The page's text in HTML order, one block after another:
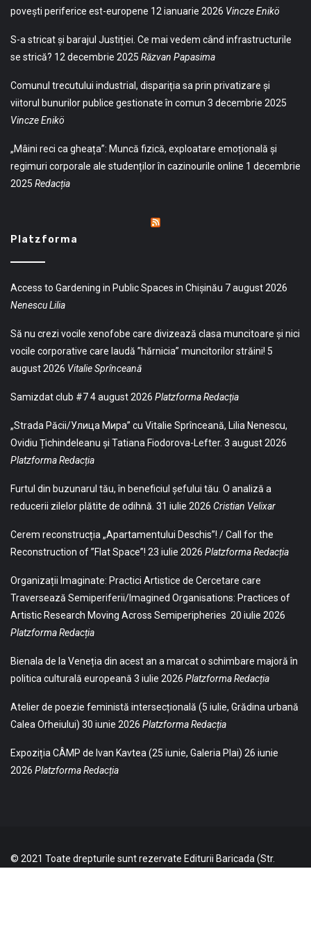
povești periferice est-europene 12 ianuarie 2026 Vincze Enikö
S-a stricat și barajul Justiției. Ce mai vedem când infrastructurile
se strică? 12 decembrie 2025 Răzvan Papasima
Comunul trecutului industrial, dispariția sa prin privatizare și
viitorul bunurilor publice gestionate în comun 3 decembrie 2025
Vincze Enikö
„Mâini reci ca gheața”: Muncă fizică, exploatare emoțională și
regimuri corporale ale studenților în cazinourile online 1 decembrie
2025 Redacția
Platzforma
Access to Gardening in Public Spaces in Chișinău 7 august 2026
Nenescu Lilia
Să nu crezi vocile xenofobe care divizează clasa muncitoare și nici
vocile corporative care laudă ”hărnicia” muncitorilor străini! 5
august 2026 Vitalie Sprînceană
Samizdat club #74 august 2026 Platzforma Redacția
„Strada Păcii/Улица Мира” cu Vitalie Sprînceană, Lilia Nenescu,
Ovidiu Țichindeleanu și Tatiana Fiodorova-Lefter. 3 august 2026
Platzforma Redacția
Furtul din buzunarul tău, în beneficiul șefului tău. O analiză a
reducerii zilelor plătite de odihnă. 31 iulie 2026 Cristian Velixar
Cerem reconstrucția „Apartamentului Deschis”! / Call for the
Reconstruction of ”Flat Space”! 23 iulie 2026 Platzforma Redacția
Organizații Imaginate: Practici Artistice de Cercetare care
Traversează Semiperiferii/Imagined Organisations: Practices of
Artistic Research Moving Across Semiperipheries 20 iulie 2026
Platzforma Redacția
Bienala de la Veneția din acest an a marcat o schimbare majoră în
politica culturală europeană 3 iulie 2026 Platzforma Redacția
Atelier de poezie feministă intersecțională (5 iulie, Grădina urbană
Calea Orheiului) 30 iunie 2026 Platzforma Redacția
Expoziția CÂMP de Ivan Kavtea (25 iunie, Galeria Plai) 26 iunie
2026 Platzforma Redacția
© 2021 Toate drepturile sunt rezervate Editurii Baricada (Str.